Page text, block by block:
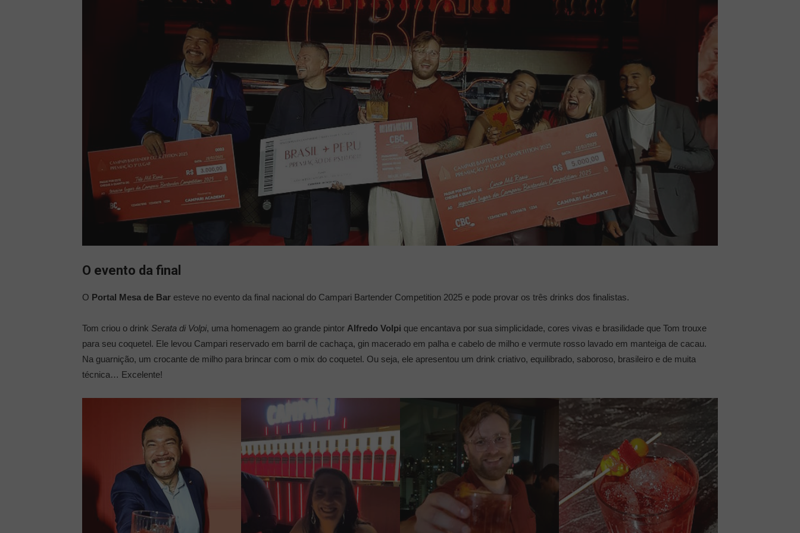
O evento da final
O Portal Mesa de Bar esteve no evento da final nacional do Campari Bartender Competition 2025 e pode provar os três drinks dos finalistas.
Tom criou o drink Serata di Volpi, uma homenagem ao grande pintor Alfredo Volpi que encantava por sua simplicidade, cores vivas e brasilidade que Tom trouxe
para seu coquetel. Ele levou Campari reservado em barril de cachaça, gin macerado em palha e cabelo de milho e vermute rosso lavado em manteiga de cacau.
Na guarnição, um crocante de milho para brincar com o mix do coquetel. Ou seja, ele apresentou um drink criativo, equilibrado, saboroso, brasileiro e de muita
técnica… Excelente!